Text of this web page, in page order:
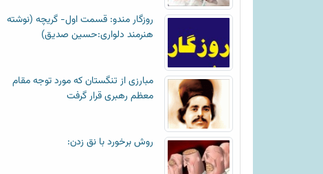
روزگار مندو: قسمت اول- گریچه (نوشته
هنرمند دلواری:حسین صدیق)
مبارزی از تنگستان که مورد توجه مقام
معظم رهبری قرار گرفت
روش برخورد با نق زدن: